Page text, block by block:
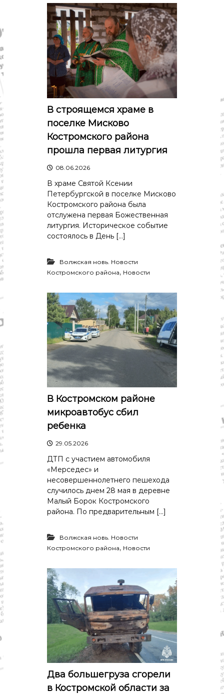
В строящемся храме в
поселке Мисково
Костромского района
прошла первая литургия
08.06.2026
В храме Святой Ксении
Петербургской в поселке Мисково
Костромского района была
отслужена первая Божественная
литургия. Историческое событие
состоялось в День […]
Волжская новь. Новости
Костромского района, Новости
В Костромском районе
микроавтобус сбил
ребенка
29.05.2026
ДТП с участием автомобиля
«Мерседес» и
несовершеннолетнего пешехода
случилось днем 28 мая в деревне
Малый Борок Костромского
района. По предварительным […]
Волжская новь. Новости
Костромского района, Новости
Два большегруза сгорели
в Костромской области за